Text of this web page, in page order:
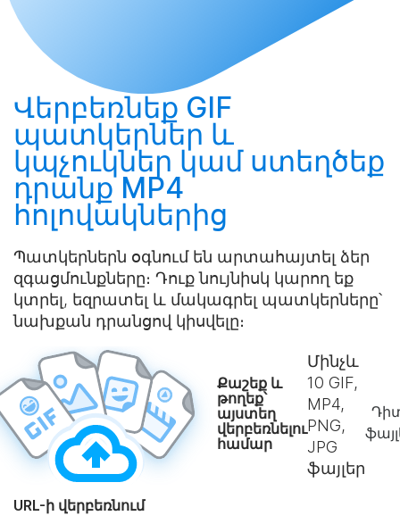
Վերբեռնեք GIF
պատկերներ և
կպչուկներ կամ ստեղծեք
դրանք MP4
հոլովակներից
Պատկերներն օգնում են արտահայտել ձեր
զգացմունքները։ Դուք նույնիսկ կարող եք
կտրել, եզրատել և մակագրել պատկերները՝
նախքան դրանցով կիսվելը։
Քաշեք և
թողեք՝
այստեղ
վերբեռնելու
համար
Մինչև
10 GIF,
MP4,
PNG,
JPG
ֆայլեր
URL-ի վերբեռնում